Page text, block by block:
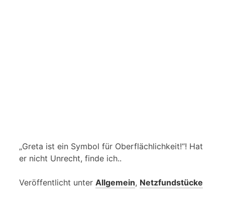
„Greta ist ein Symbol für Oberflächlichkeit!“! Hat
er nicht Unrecht, finde ich..
Veröffentlicht unter Allgemein, Netzfundstücke